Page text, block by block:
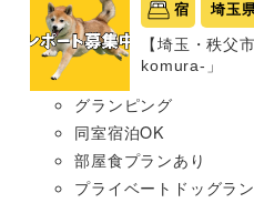
宿 埼玉
【埼玉・秩父
komura-」
グランピング
同室宿泊OK
部屋食プランあり
プライベートドッグラ